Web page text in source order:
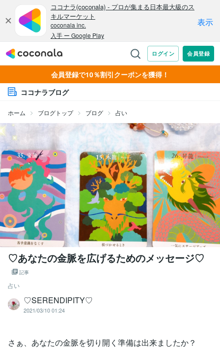
会員登録で10％割引クーポンを獲得！
ココナラブログ
ホーム ブログトップ ブログ 占い
♡あなたの金脈を広げるためのメッセージ♡
記事
占い
♡SERENDIPITY♡
2021/03/10 01:24
さぁ、あなたの金脈を切り開く準備は出来ましたか？